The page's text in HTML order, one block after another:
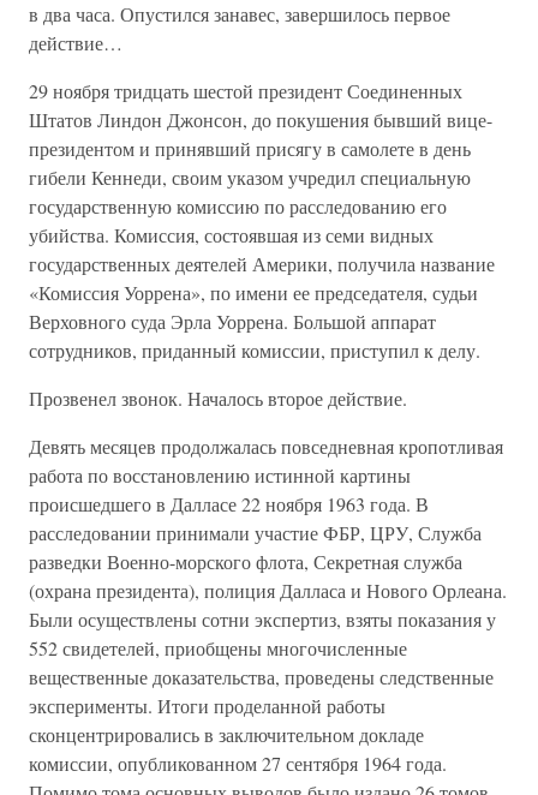
в два часа. Опустился занавес, завершилось первое
действие…
29 ноября тридцать шестой президент Соединенных
Штатов Линдон Джонсон, до покушения бывший вице-
президентом и принявший присягу в самолете в день
гибели Кеннеди, своим указом учредил специальную
государственную комиссию по расследованию его
убийства. Комиссия, состоявшая из семи видных
государственных деятелей Америки, получила название
«Комиссия Уоррена», по имени ее председателя, судьи
Верховного суда Эрла Уоррена. Большой аппарат
сотрудников, приданный комиссии, приступил к делу.
Прозвенел звонок. Началось второе действие.
Девять месяцев продолжалась повседневная кропотливая
работа по восстановлению истинной картины
происшедшего в Далласе 22 ноября 1963 года. В
расследовании принимали участие ФБР, ЦРУ, Служба
разведки Военно-морского флота, Секретная служба
(охрана президента), полиция Далласа и Нового Орлеана.
Были осуществлены сотни экспертиз, взяты показания у
552 свидетелей, приобщены многочисленные
вещественные доказательства, проведены следственные
эксперименты. Итоги проделанной работы
сконцентрировались в заключительном докладе
комиссии, опубликованном 27 сентября 1964 года.